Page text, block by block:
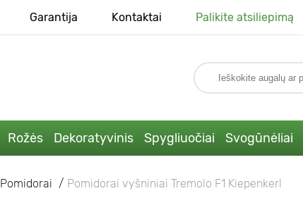
Garantija Kontaktai Palikite atsiliepimą
Rožės Dekoratyvinis Spygliuočiai Svogūnėliai
Pomidorai Pomidorai vyšniniai Tremolo F1 Kiepenkerl